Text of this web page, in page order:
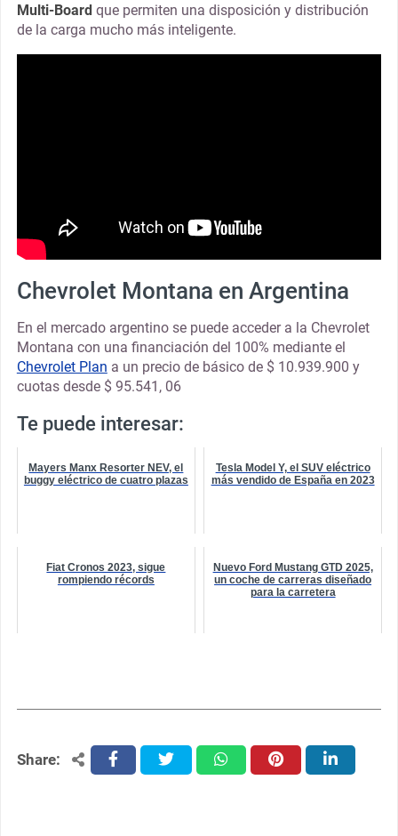
Multi-Boardque permiten una disposición y distribución
de la carga mucho más inteligente.
Chevrolet Montana en Argentina
En el mercado argentino se puede acceder a la Chevrolet
Montana con una financiación del 100% mediante el
Chevrolet Plan a un precio de básico de $ 10.939.900 y
cuotas desde $ 95.541, 06
Te puede interesar:
Mayers Manx Resorter NEV, el
buggy eléctrico de cuatro plazas
Tesla Model Y, el SUV eléctrico
más vendido de España en 2023
Fiat Cronos 2023, sigue
rompiendo récords
Nuevo Ford Mustang GTD 2025,
un coche de carreras diseñado
para la carretera
Share: facebooktwitter whatsapppinterest linkedin